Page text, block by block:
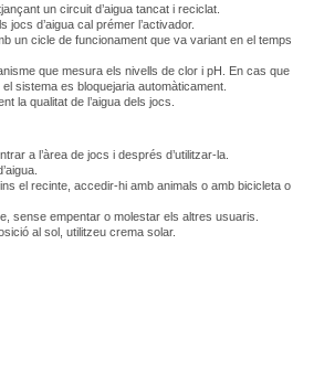
un circuit d’aigua tancat i reciclat.
jocs d’aigua cal prémer l’activador.
un cicle de funcionament que va variant en el temps
que mesura els nivells de clor i pH. En cas que
sistema es bloquejaria automàticament.
la qualitat de l’aigua dels jocs.
a l’àrea de jocs i després d’utilitzar-la.
el recinte, accedir-hi amb animals o amb bicicleta o
sense empentar o molestar els altres usuaris.
al sol, utilitzeu crema solar.